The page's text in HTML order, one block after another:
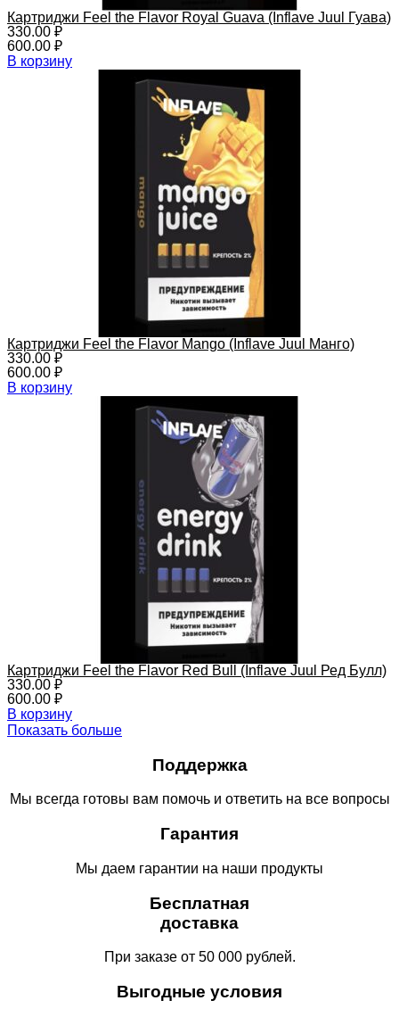
Картриджи Feel the Flavor Royal Guava (Inflave Juul Гуава)
330.00 ₽
600.00 ₽
В корзину
Картриджи Feel the Flavor Mango (Inflave Juul Манго)
330.00 ₽
600.00 ₽
В корзину
Картриджи Feel the Flavor Red Bull (Inflave Juul Ред Булл)
330.00 ₽
600.00 ₽
В корзину
Показать больше
Поддержка
Мы всегда готовы вам помочь и ответить на все вопросы
Гарантия
Мы даем гарантии на наши продукты
Бесплатная
доставка
При заказе от 50 000 рублей.
Выгодные условия